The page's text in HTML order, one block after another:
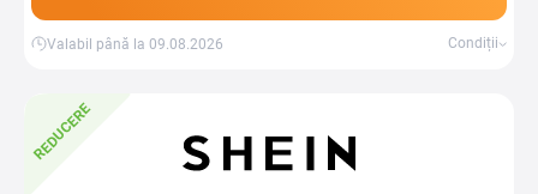
Valabil până la 09.08.2026 Condiții
REDUCERE